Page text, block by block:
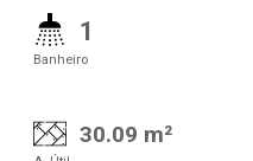
1
Banheiro
30.09 m²